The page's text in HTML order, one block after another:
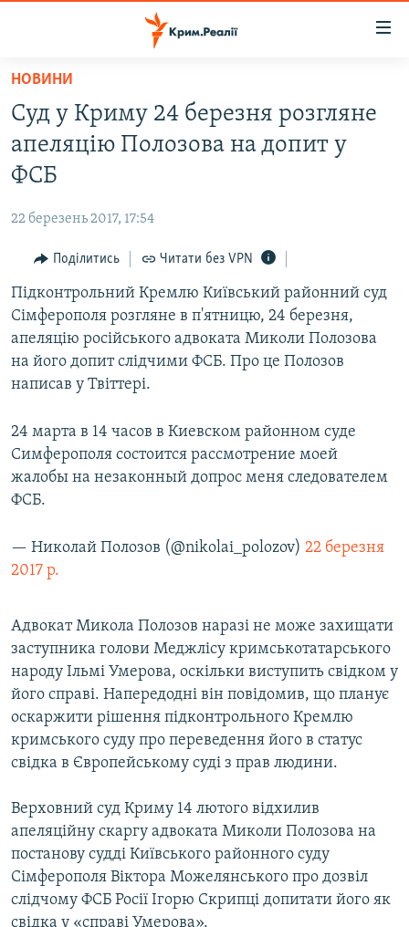
Перейти
основного
матеріалу
Перейти
до
основної
навігації
Перейти
пошуку
ВОДА.КРИМ
ВІДЕО ТА ФОТО
БЛОГИ
ПОГЛЯД
ІНТЕРВ'Ю
ВСЕ ЗА ДЕНЬ
СПЕЦПРОЕКТИ
ДЕПОРТАЦІЯ
ВІДЕОУРОКИ «ELIFBE»
СВІДЧЕННЯ ОКУПАЦІЇ
УКРАЇНСЬКА ПРОБЛЕМА КРИМУ
ЯК ОБІЙТИ БЛОКУВАННЯ
Русский
Qırımtatar
НОВИНИ
Суд у Криму 24 березня розгляне
апеляцію Полозова на допит у
ФСБ
22 березень 2017, 17:54
Поділитись Читати без VPN
Підконтрольний Кремлю Київський районний суд
Сімферополя розгляне в п'ятницю, 24 березня,
апеляцію російського адвоката Миколи Полозова
на його допит слідчими ФСБ. Про це Полозов
написав у Твіттері.
24 марта в 14 часов в Киевском районном суде
Симферополя состоится рассмотрение моей
жалобы на незаконный допрос меня следователем
ФСБ.
— Николай Полозов (@nikolai_polozov) 22 березня
2017 р.
Адвокат Микола Полозов наразі не може захищати
заступника голови Меджлісу кримськотатарського
народу Ільмі Умерова, оскільки виступить свідком у
його справі. Напередодні він повідомив, що планує
оскаржити рішення підконтрольного Кремлю
кримського суду про переведення його в статус
свідка в Європейському суді з прав людини.
Верховний суд Криму 14 лютого відхилив
апеляційну скаргу адвоката Миколи Полозова на
постанову судді Київського районного суду
Сімферополя Віктора Можелянського про дозвіл
слідчому ФСБ Росії Ігорю Скрипці допитати його як
свідка у «справі Умерова».